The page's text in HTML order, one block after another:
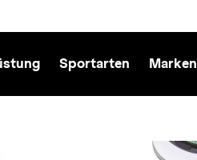
Sportarten Marken